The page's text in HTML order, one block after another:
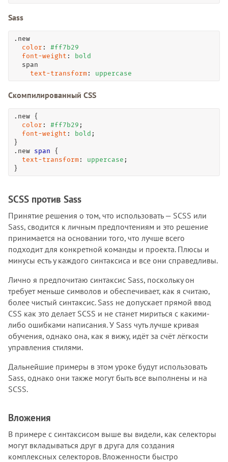
Sass
.new
color : #ff7b29
font-weight :
bold
  span
text-transform : uppercase
Скомпилированный CSS
.new {
color : #ff7b29 ;
font-weight : bold ;
.new span {
text-transform : uppercase ;
}
SCSS против Sass
Принятие решения о том, что использовать — SCSS или
Sass, сводится к личным предпочтениям и это решение
принимается на основании того, что лучше всего
подходит для конкретной команды и проекта. Плюсы и
минусы есть у каждого синтаксиса и все они справедливы.
Лично я предпочитаю синтаксис Sass, поскольку он
требует меньше символов и обеспечивает, как я считаю,
более чистый синтаксис. Sass не допускает прямой ввод
CSS как это делает SCSS и не станет мириться с какими-
либо ошибками написания. У Sass чуть лучше кривая
обучения, однако она, как я вижу, идёт за счёт лёгкости
управления стилями.
Дальнейшие примеры в этом уроке будут использовать
Sass, однако они также могут быть все выполнены и на
SCSS.
Вложения
В примере с синтаксисом выше вы видели, как селекторы
могут вкладываться друг в друга для создания
комплексных селекторов. Вложенности быстро